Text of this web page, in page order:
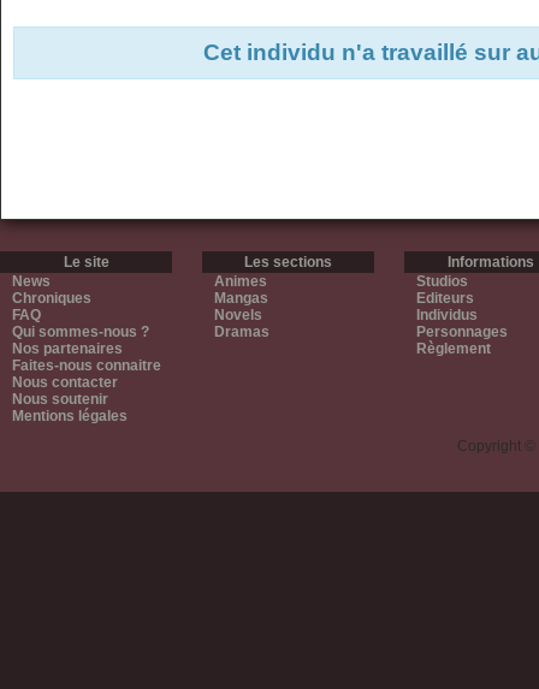
Cet individu n'a travaillé sur
Le site
News
Chroniques
FAQ
Qui sommes-nous ?
Nos partenaires
Faites-nous connaitre
Nous contacter
Nous soutenir
Mentions légales
Les sections
Animes
Mangas
Novels
Dramas
Informations
Studios
Editeurs
Individus
Personnages
Règlement
Copyright ©